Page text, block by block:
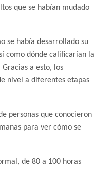
que se habían mudado
se había desarrollado su
como dónde calificarían la
a esto, los
nivel a diferentes etapas
personas que conocieron
para ver cómo se
de 80 a 100 horas